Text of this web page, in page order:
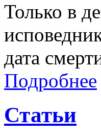
Только в
дата
Подробнее
Статьи